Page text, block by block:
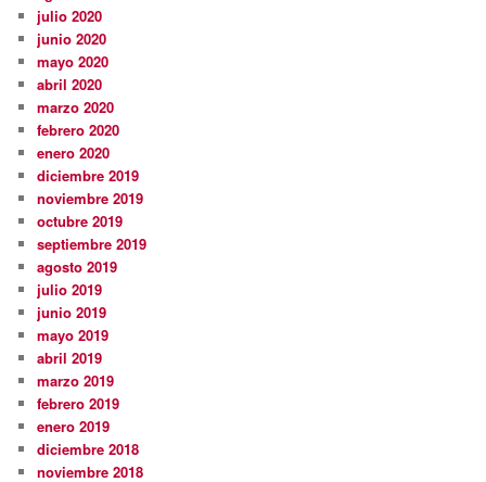
julio 2020
junio 2020
mayo 2020
abril 2020
marzo 2020
febrero 2020
enero 2020
diciembre 2019
noviembre 2019
octubre 2019
septiembre 2019
agosto 2019
julio 2019
junio 2019
mayo 2019
abril 2019
marzo 2019
febrero 2019
enero 2019
diciembre 2018
noviembre 2018